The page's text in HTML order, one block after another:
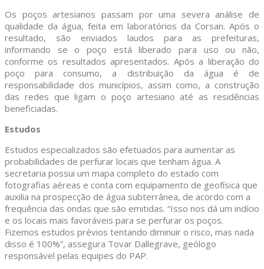
Os poços artesianos passam por uma severa análise de
qualidade da água, feita em laboratórios da Corsan. Após o
resultado, são enviados laudos para as prefeituras,
informando se o poço está liberado para uso ou não,
conforme os resultados apresentados. Após a liberação do
poço para consumo, a distribuição da água é de
responsabilidade dos municípios, assim como, a construção
das redes que ligam o poço artesiano até as residências
beneficiadas.
Estudos
Estudos especializados são efetuados para aumentar as
probabilidades de perfurar locais que tenham água. A
secretaria possui um mapa completo do estado com
fotografias aéreas e conta com equipamento de geofísica que
auxilia na prospecção de água subterrânea, de acordo com a
frequência das ondas que são emitidas. “Isso nos dá um indício
e os locais mais favoráveis para se perfurar os poços.
Fizemos estudos prévios tentando diminuir o risco, mas nada
disso é 100%”, assegura Tovar Dallegrave, geólogo
responsável pelas equipes do PAP.